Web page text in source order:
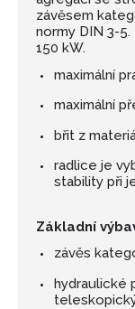
závěsem
normy DIN 3-
150 kW.
maximální
maximální
břit z
radlice je
stability při
Základní
závěs
hydraulické